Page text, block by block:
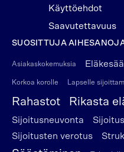
Käyttöehdot
Saavutettavuus
SUOSITTUJA
Asiakaskokemuksia
Korkoa korolle Lapselle
Rahastot
Rikasta
Sijoitusneuvonta
Sijoitusten verotus